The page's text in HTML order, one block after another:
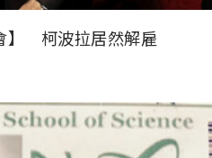
】 柯波拉居然解雇